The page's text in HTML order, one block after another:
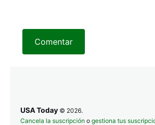
Comentar
USA Today © 2026.
Cancela la suscripción o gestiona tus